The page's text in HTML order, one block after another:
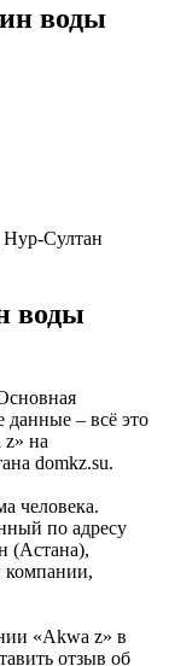
воды
Султан
воды
– всё это
на
domkz.su.
человека.
по адресу
(Астана),
компании,
«Akwa z» в
отзыв об